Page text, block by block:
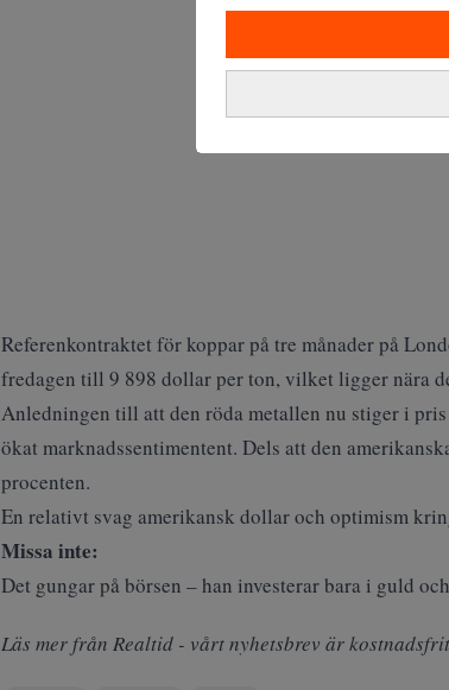
Referenkontraktet för koppar på tre månader på
fredagen till 9 898 dollar per ton, vilket ligger nära
Anledningen till att den röda metallen nu stiger i
ökat marknadssentimentent. Dels att den
procenten.
En relativt svag amerikansk dollar och optimism
Missa inte:
Det gungar på börsen – han investerar bara i guld
Läs mer från Realtid - vårt nyhetsbrev är